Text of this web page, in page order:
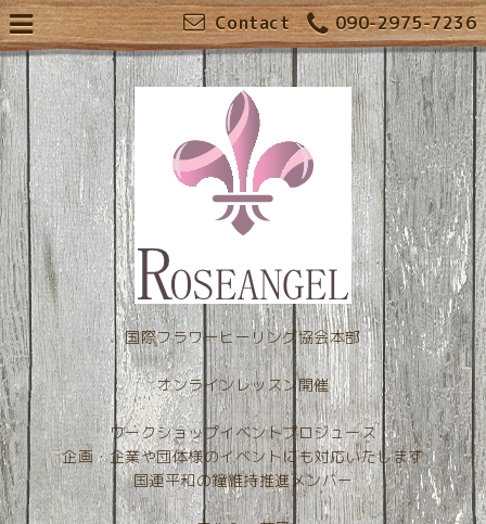
090-2975-7236
Contact
国際フラワーヒーリング協会本部
オンラインレッスン開催
ワークショップイベントプロジュース
企画・企業や団体様のイベントにも対応いたします
国連平和の鐘維持推進メンバー